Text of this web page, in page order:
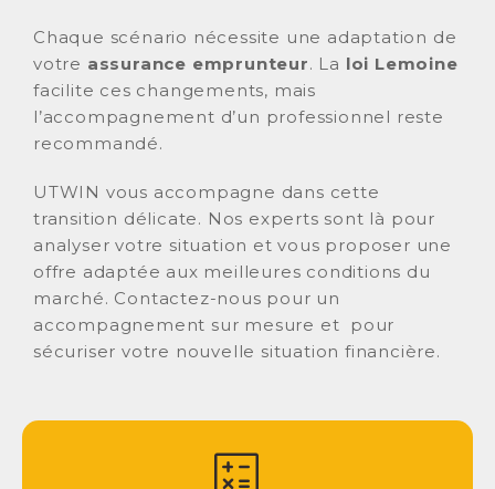
Chaque scénario nécessite une adaptation de
votre assurance emprunteur. La loi Lemoine
facilite ces changements, mais
l’accompagnement d’un professionnel reste
recommandé.
UTWIN vous accompagne dans cette
transition délicate. Nos experts sont là pour
analyser votre situation et vous proposer une
offre adaptée aux meilleures conditions du
marché. Contactez-nous pour un
accompagnement sur mesure et pour
sécuriser votre nouvelle situation financière.